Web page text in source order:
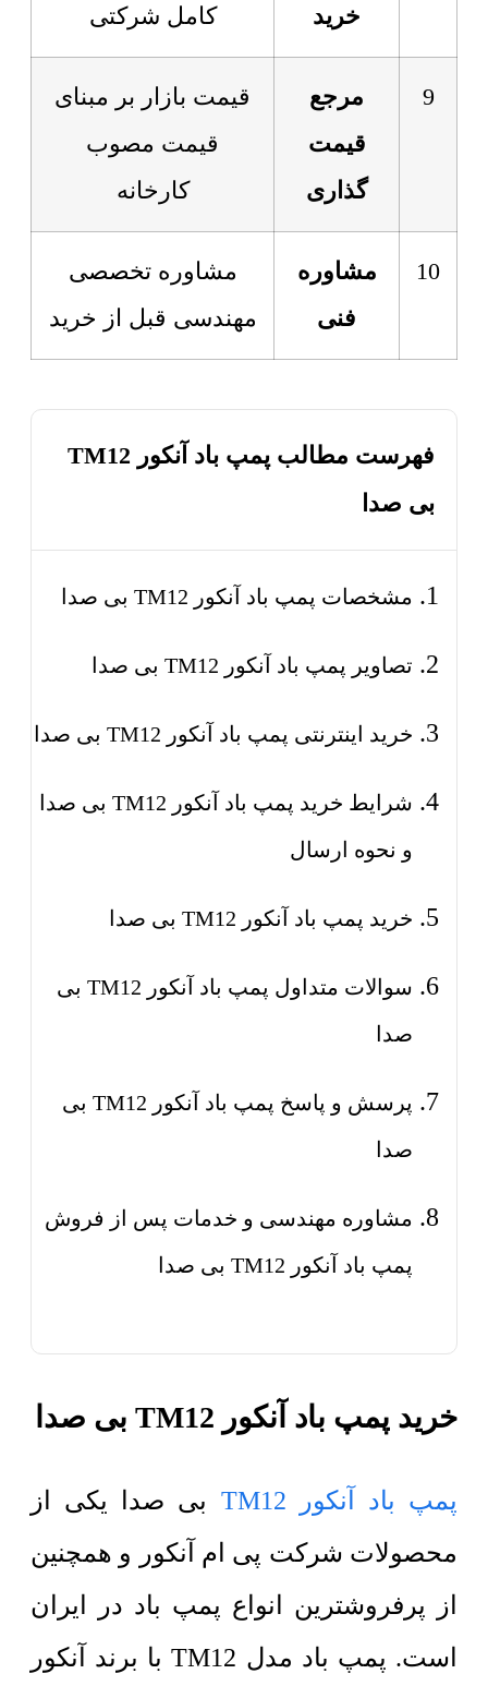
خرید
کامل شرکتی
9
مرجع
قیمت
گذاری
قیمت بازار بر مبنای
قیمت مصوب
کارخانه
10
مشاوره
فنی
مشاوره تخصصی
مهندسی قبل از خرید
فهرست مطالب پمپ باد آنکور TM12
بی صدا
مشخصات پمپ باد آنکور TM12 بی صدا
تصاویر پمپ باد آنکور TM12 بی صدا
خرید اینترنتی پمپ باد آنکور TM12 بی صدا
شرایط خرید پمپ باد آنکور TM12 بی صدا
و نحوه ارسال
خرید پمپ باد آنکور TM12 بی صدا
سوالات متداول پمپ باد آنکور TM12 بی
صدا
پرسش و پاسخ پمپ باد آنکور TM12 بی
صدا
مشاوره مهندسی و خدمات پس از فروش
پمپ باد آنکور TM12 بی صدا
خرید پمپ باد آنکور TM12 بی صدا
پمپ باد آنکور TM12
بی صدا یکی از
محصولات شرکت پی ام آنکور و همچنین
از پرفروشترین انواع پمپ باد در ایران
است. پمپ باد مدل TM12 با برند آنکور